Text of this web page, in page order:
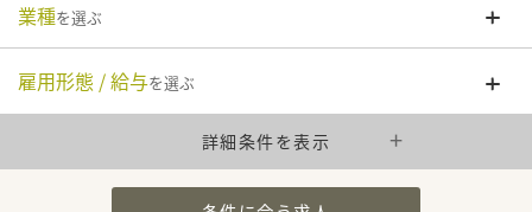
業種を選ぶ
雇用形態 / 給与を選ぶ
詳細条件を表示